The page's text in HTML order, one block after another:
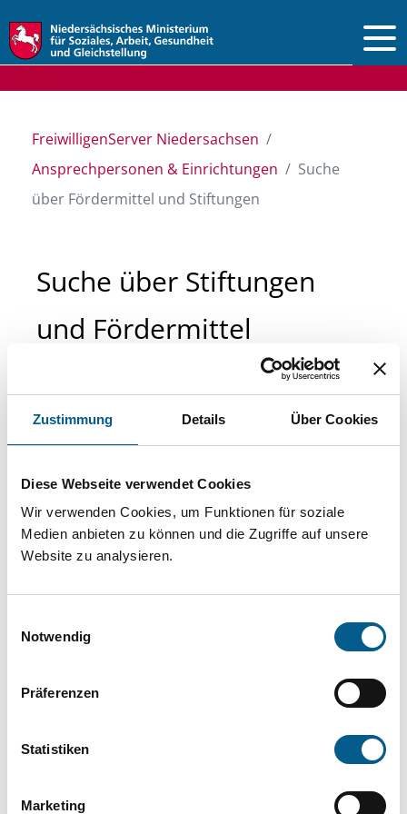
Zustimmung Details Über Cookies
Diese Webseite verwendet Cookies
Wir verwenden Cookies, um Funktionen für soziale
Medien anbieten zu können und die Zugriffe auf unsere
Website zu analysieren.
Notwendig
Präferenzen
Statistiken
Marketing
FreiwilligenServer Niedersachsen
Ansprechpersonen & Einrichtungen
Suche
über Fördermittel und Stiftungen
Suche über Stiftungen
und Fördermittel
Sie suchen finanzielle Unterstützung für ein
Projekt oder ein Vorhaben? Hier können Sie
direkt über unsere Fördermitteldatenbank und
Stiftungsdatenbank recherchieren. Bei der
Suche bitte die Groß- und Kleinschreibung
beachten.
Bitte Suchbegriff eingeben. Ergebnisse
können durch die Wahl von Bereichen oder
Suchen